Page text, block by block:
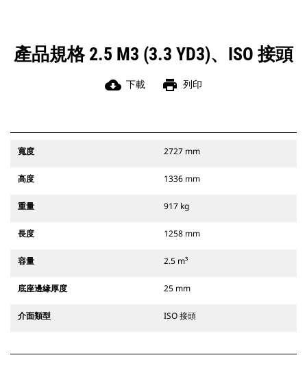
產品規格 2.5 M3 (3.3 YD3)、ISO 接頭
cloud_download 下載 print 列印
寬度 2727 mm
高度 1336 mm
重量 917 kg
長度 1258 mm
容量 2.5 m³
底座邊緣厚度 25 mm
介面類型 ISO 接頭